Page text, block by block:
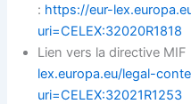
: https://eur-
uri=CELEX:32020R1818
Lien vers la directive MIF
lex.europa.eu/legal-
uri=CELEX:32021R1253